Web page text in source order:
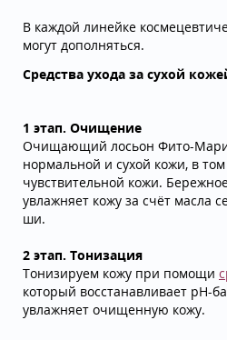
В каждой линейке
могут дополняться.
Средства ухода за сухой
1 этап. Очищение
Очищающий лосьон Фито-
нормальной и сухой кожи, в
чувствительной кожи.
увлажняет кожу за счёт масла
ши.
2 этап. Тонизация
Тонизируем кожу при помощи
который восстанавливает pH-
увлажняет очищенную кожу.